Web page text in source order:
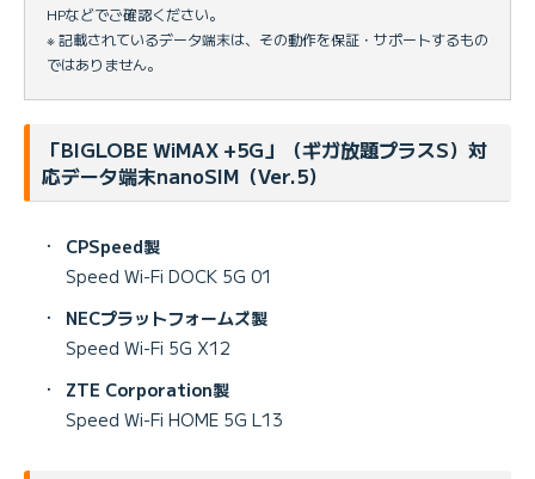
HPなどでご確認ください。
※ 記載されているデータ端末は、その動作を保証・サポートするもの
ではありません。
「BIGLOBE WiMAX +5G」（ギガ放題プラスS）対
応データ端末nanoSIM（Ver.5）
・
CPSpeed製
Speed Wi-Fi DOCK 5G 01
・
NECプラットフォームズ製
Speed Wi-Fi 5G X12
・
ZTE Corporation製
Speed Wi-Fi HOME 5G L13